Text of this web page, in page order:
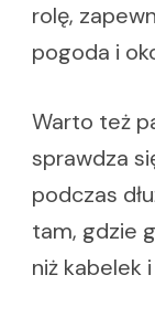
rolę,
pogoda i
Warto też
sprawdza
podczas
tam, gdzie
niż kabelek i